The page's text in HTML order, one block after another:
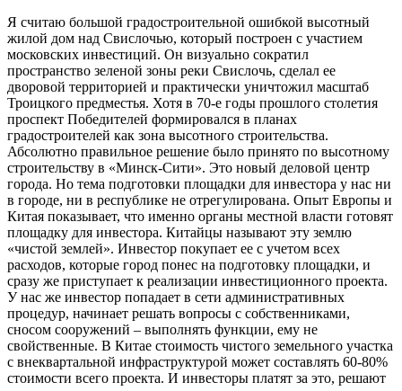
Я считаю большой градостроительной ошибкой высотный
жилой дом над Свислочью, который построен с участием
московских инвестиций. Он визуально сократил
пространство зеленой зоны реки Свислочь, сделал ее
дворовой территорией и практически уничтожил масштаб
Троицкого предместья. Хотя в 70-е годы прошлого столетия
проспект Победителей формировался в планах
градостроителей как зона высотного строительства.
Абсолютно правильное решение было принято по высотному
строительству в «Минск-Сити». Это новый деловой центр
города. Но тема подготовки площадки для инвестора у нас ни
в городе, ни в республике не отрегулирована. Опыт Европы и
Китая показывает, что именно органы местной власти готовят
площадку для инвестора. Китайцы называют эту землю
«чистой землей». Инвестор покупает ее с учетом всех
расходов, которые город понес на подготовку площадки, и
сразу же приступает к реализации инвестиционного проекта.
У нас же инвестор попадает в сети административных
процедур, начинает решать вопросы с собственниками,
сносом сооружений – выполнять функции, ему не
свойственные. В Китае стоимость чистого земельного участка
с внеквартальной инфраструктурой может составлять 60-80%
стоимости всего проекта. И инвесторы платят за это, решают